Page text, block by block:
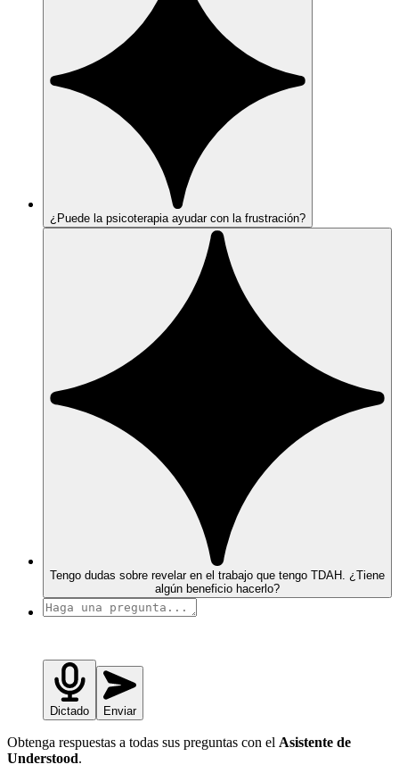
¿Puede la psicoterapia ayudar con la frustración?
Tengo dudas sobre revelar en el trabajo que tengo TDAH. ¿Tiene
algún beneficio hacerlo?
Dictado Enviar
Obtenga respuestas a todas sus preguntas con el Asistente de
Understood.